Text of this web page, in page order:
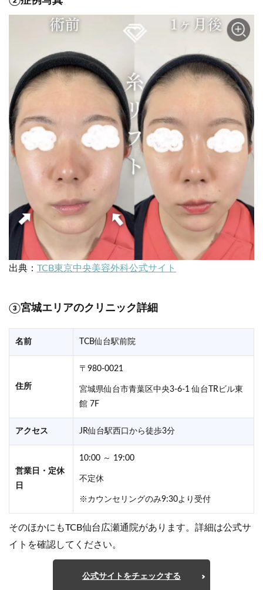
出典： TCB東京中央美容外科公式サイト
③宮城エリアのクリニック詳細
名前 TCB仙台駅前院
住所
〒980-0021
宮城県仙台市青葉区中央3-6-1 仙台TRビル東
館 7F
アクセス JR仙台駅西口から徒歩3分
営業日・定休
日
10:00 ～ 19:00
不定休
※カウンセリングのみ9:30より受付
そのほかにもTCB仙台広瀬通院があります。詳細は公式サ
イトを確認してください。
公式サイトをチェックする